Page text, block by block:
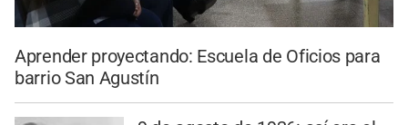
Aprender proyectando: Escuela de Oficios para
barrio San Agustín